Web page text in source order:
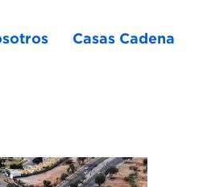
Casas Cadena